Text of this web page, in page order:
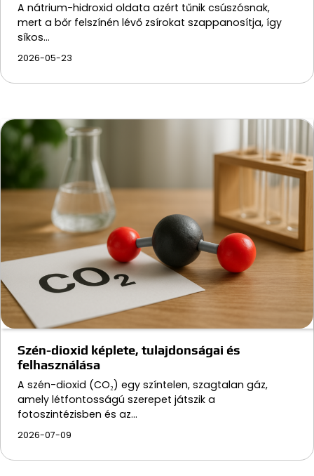
A nátrium-hidroxid oldata azért tűnik csúszósnak,
mert a bőr felszínén lévő zsírokat szappanosítja, így
síkos…
2026-05-23
Szén-dioxid képlete, tulajdonságai és
felhasználása
A szén-dioxid (CO₂) egy színtelen, szagtalan gáz,
amely létfontosságú szerepet játszik a
fotoszintézisben és az…
2026-07-09